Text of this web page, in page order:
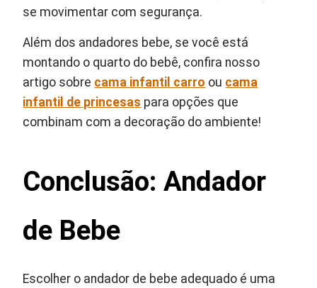
se movimentar com segurança.
Além dos andadores bebe, se você está
montando o quarto do bebê, confira nosso
artigo sobre cama infantil carro ou cama
infantil de princesas para opções que
combinam com a decoração do ambiente!
Conclusão: Andador
de Bebe
Escolher o andador de bebe adequado é uma